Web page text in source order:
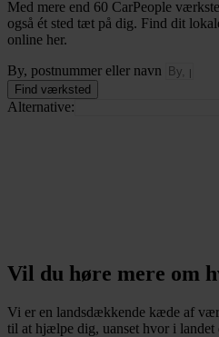
Med mere end 60 CarPeople
også ét sted tæt på dig. Find dit
online her.
By, postnummer eller navn
Find værksted
Alternative:
Vil du høre mere om
Vi er en landsdækkende kæde af
til at hjælpe dig, uanset hvor i landet